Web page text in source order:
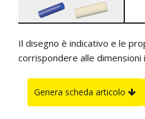
Il disegno è indicativo e le
corrispondere alle dimensioni
Genera scheda articolo